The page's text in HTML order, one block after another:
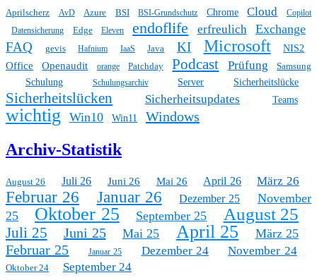
Aprilscherz AvD Azure BSI BSI-Grundschutz Chrome Cloud
Copilot
Datensicherung
Edge Eleven endoflife erfreulich Exchange
FAQ gevis Hafnium IaaS Java KI Microsoft NIS2
Office Openaudit orange Patchday Podcast Prüfung
Samsung
Schulung
Schulungsarchiv Server Sicherheitslücke
Sicherheitslücken Sicherheitsupdates Teams
wichtig Win10 Win11 Windows
Archiv-Statistik
August 26 Juli 26 Juni 26 Mai 26 April 26 März 26
Februar 26 Januar 26 Dezember 25
November
25
Oktober 25 September 25 August 25
Juli 25 Juni 25 Mai 25 April 25 März 25
Februar 25 Januar 25 Dezember 24 November 24
Oktober 24 September 24